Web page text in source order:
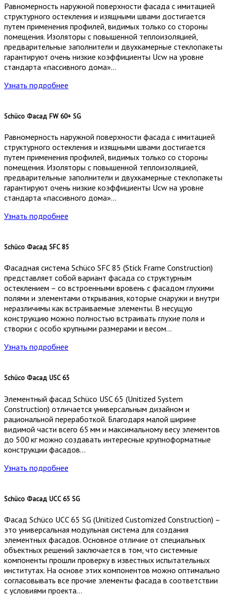
Равномерность наружной поверхности фасада с имитацией
структурного остекления и изящными швами достигается
путем применения профилей, видимых только со стороны
помещения. Изоляторы с повышенной теплоизоляцией,
предварительные заполнители и двухкамерные стеклопакеты
гарантируют очень низкие коэффициенты Ucw на уровне
стандарта «пассивного дома»…
Узнать подробнее
Schüco Фасад FW 60+ SG
Равномерность наружной поверхности фасада с имитацией
структурного остекления и изящными швами достигается
путем применения профилей, видимых только со стороны
помещения. Изоляторы с повышенной теплоизоляцией,
предварительные заполнители и двухкамерные стеклопакеты
гарантируют очень низкие коэффициенты Ucw на уровне
стандарта «пассивного дома»…
Узнать подробнее
Schüco Фасад SFC 85
Фасадная система Schüco SFC 85 (Stick Frame Construction)
представляет собой вариант фасада со структурным
остеклением – со встроенными вровень с фасадом глухими
полями и элементами открывания, которые снаружи и внутри
неразличимы как встраиваемые элементы. В несущую
конструкцию можно полностью встраивать глухие поля и
створки с особо крупными размерами и весом…
Узнать подробнее
Schüco Фасад USC 65
Элементный фасад Schüco USC 65 (Unitized System
Construction) отличается универсальным дизайном и
рациональной переработкой. Благодаря малой ширине
видимой части всего 65 мм и максимальному весу элементов
до 500 кг можно создавать интересные крупноформатные
конструкции фасадов…
Узнать подробнее
Schüco Фасад UCC 65 SG
Фасад Schüco UCC 65 SG (Unitized Customized Construction) –
это универсальная модульная система для создания
элементных фасадов. Основное отличие от специальных
объектных решений заключается в том, что системные
компоненты прошли проверку в известных испытательных
институтах. На основе этих компонентов можно оптимально
согласовывать все прочие элементы фасада в соответствии
с условиями проекта…